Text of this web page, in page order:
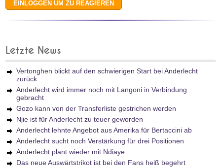
Letzte News
Vertonghen blickt auf den schwierigen Start bei Anderlecht
zurück
Anderlecht wird immer noch mit Langoni in Verbindung
gebracht
Gozo kann von der Transferliste gestrichen werden
Njie ist für Anderlecht zu teuer geworden
Anderlecht lehnte Angebot aus Amerika für Bertaccini ab
Anderlecht sucht noch Verstärkung für drei Positionen
Anderlecht plant wieder mit Ndiaye
Das neue Auswärtstrikot ist bei den Fans heiß begehrt